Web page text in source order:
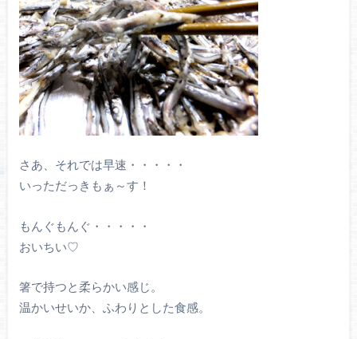
さあ、それでは早速・・・・・
いっただっきもぁ～す！
もんぐもんぐ・・・・・
おいちい♡
箸で持つと柔らかい感じ。
温かいせいか、ふわりとした食感。